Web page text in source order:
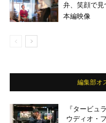
弁、笑顔で見
本編映像
編集部オ
『タービュ
ウディオ・